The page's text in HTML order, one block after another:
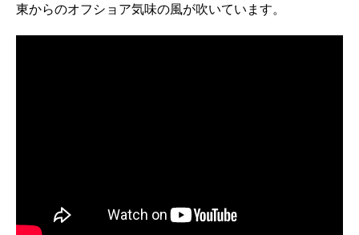
東からのオフショア気味の風が吹いています。